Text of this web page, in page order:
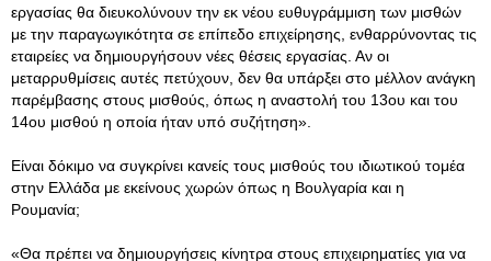
εργασίας θα διευκολύνουν την εκ νέου ευθυγράμμιση των μισθών
με την παραγωγικότητα σε επίπεδο επιχείρησης, ενθαρρύνοντας τις
εταιρείες να δημιουργήσουν νέες θέσεις εργασίας. Αν οι
μεταρρυθμίσεις αυτές πετύχουν, δεν θα υπάρξει στο μέλλον ανάγκη
παρέμβασης στους μισθούς, όπως η αναστολή του 13ου και του
14ου μισθού η οποία ήταν υπό συζήτηση».
Είναι δόκιμο να συγκρίνει κανείς τους μισθούς του ιδιωτικού τομέα
στην Ελλάδα με εκείνους χωρών όπως η Βουλγαρία και η
Ρουμανία;
«Θα πρέπει να δημιουργήσεις κίνητρα στους επιχειρηματίες για να